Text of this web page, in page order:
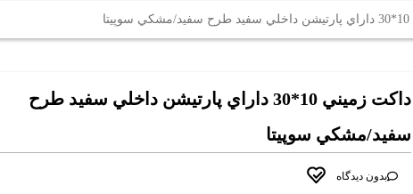
داکت زميني 10*30 داراي پارتيشن داخلي سفيد طرح
سفيد/مشکي سوپيتا
بدون دیدگاه